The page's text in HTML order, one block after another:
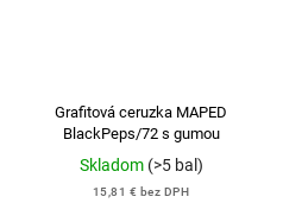
Grafitová ceruzka MAPED
BlackPeps/72 s gumou
Skladom (>5 bal)
15,81 € bez DPH